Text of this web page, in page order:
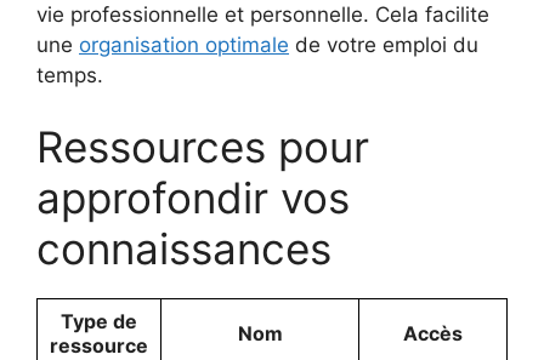
vie professionnelle et personnelle. Cela facilite
une organisation optimale de votre emploi du
temps.
Ressources pour
approfondir vos
connaissances
Type de
ressource
Nom Accès